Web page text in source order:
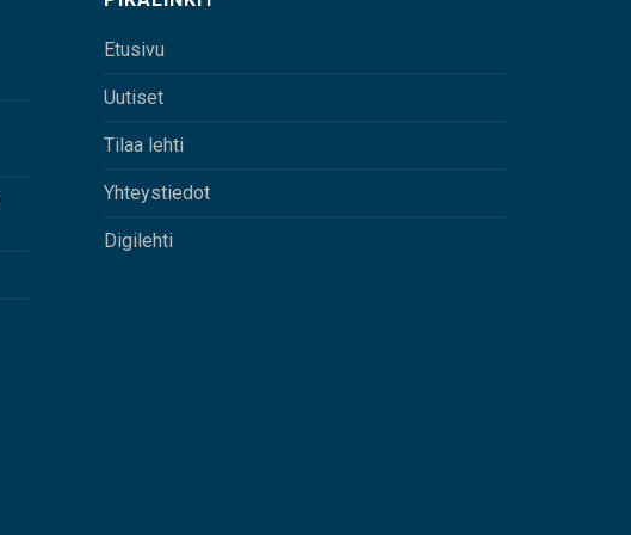
Etusivu
Uutiset
Tilaa lehti
Yhteystiedot
Digilehti